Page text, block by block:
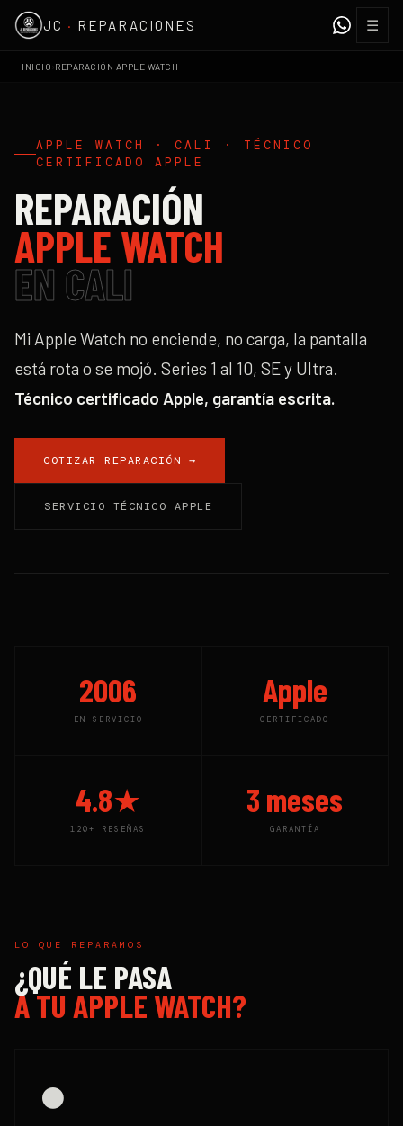
JC · REPARACIONES ☰
INICIO REPARACIÓN APPLE WATCH
APPLE WATCH · CALI · TÉCNICO
CERTIFICADO APPLE
REPARACIÓN
APPLE WATCH
EN CALI
Mi Apple Watch no enciende, no carga, la pantalla
está rota o se mojó. Series 1 al 10, SE y Ultra.
Técnico certificado Apple, garantía escrita.
COTIZAR REPARACIÓN →
SERVICIO TÉCNICO APPLE
2006
EN SERVICIO
Apple
CERTIFICADO
4.8★
120+ RESEÑAS
3 meses
GARANTÍA
LO QUE REPARAMOS
¿QUÉ LE PASA
A TU APPLE WATCH?
⚫